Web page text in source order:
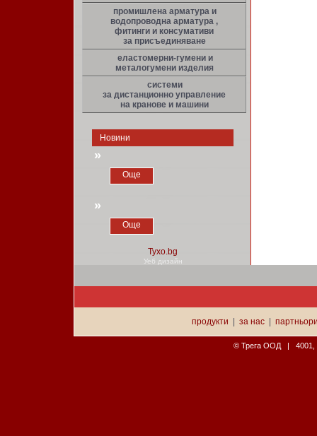
промишлена арматура и
водопроводна арматура ,
фитинги и консумативи
за присъединяване
еластомерни-гумени и
металогумени изделия
системи
за дистанционно управление
на кранове и машини
Новини
»
Още
»
Още
Уеб дизайн
продукти за нас|
© Трега ООД | 4001,